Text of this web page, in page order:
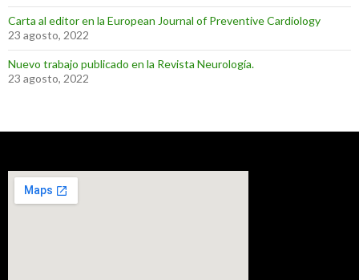
Carta al editor en la European Journal of Preventive Cardiology
23 agosto, 2022
Nuevo trabajo publicado en la Revista Neurología.
23 agosto, 2022